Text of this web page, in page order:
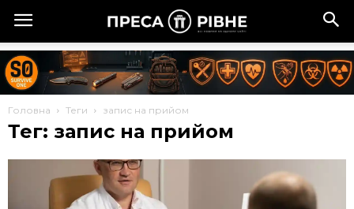
Головна Теги запис на прийом
Тег: запис на прийом